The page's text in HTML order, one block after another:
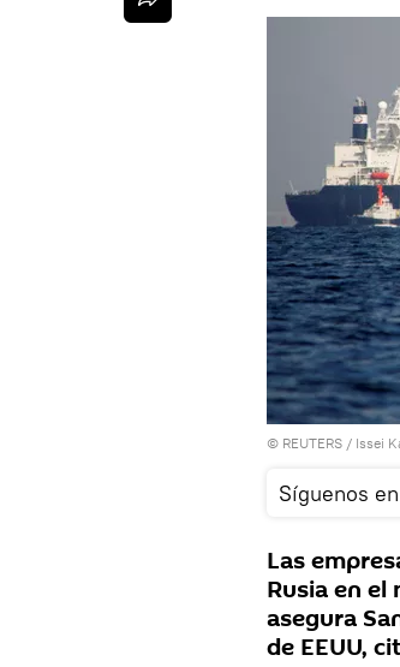
© REUTERS / Issei
Síguenos en
Las
Rusia en el
asegura
de EEUU,